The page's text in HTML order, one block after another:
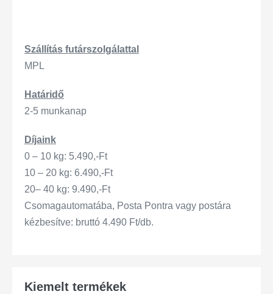
Szállítás futárszo lgálattal
MPL
Határidő
2-5 munkanap
Díjaink
0 – 10 kg: 5.490,-Ft
10 – 20 kg: 6.490,-Ft
20– 40 kg: 9.490,-Ft
Csomagautomatába, Posta Pontra vagy postára
kézbesítve: bruttó 4.490 Ft/db.
Kiemelt termékek